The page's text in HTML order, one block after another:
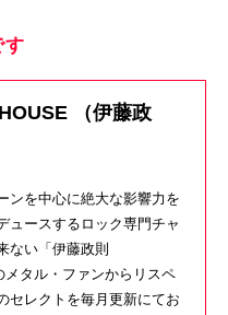
す
（伊藤政
ンを中心に絶大な影響力を
ュースするロック専門チャ
ない「伊藤政則
タル・ファンからリスペ
セレクトを毎月更新にてお